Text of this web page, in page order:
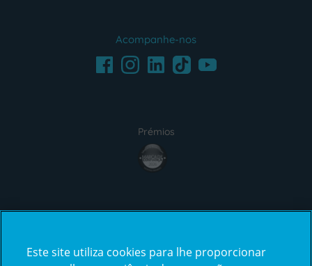
Acompanhe-nos
FacebookInstagramLinkedInTikTokYoutube
Prémios
award4
certification2certification3
Este site utiliza cookies para lhe proporcionar